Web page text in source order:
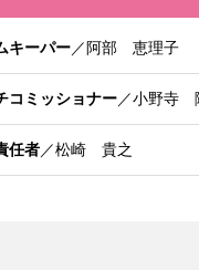
キーパー／阿部 恵理子
コミッショナー／小野寺
任者／松崎 貴之